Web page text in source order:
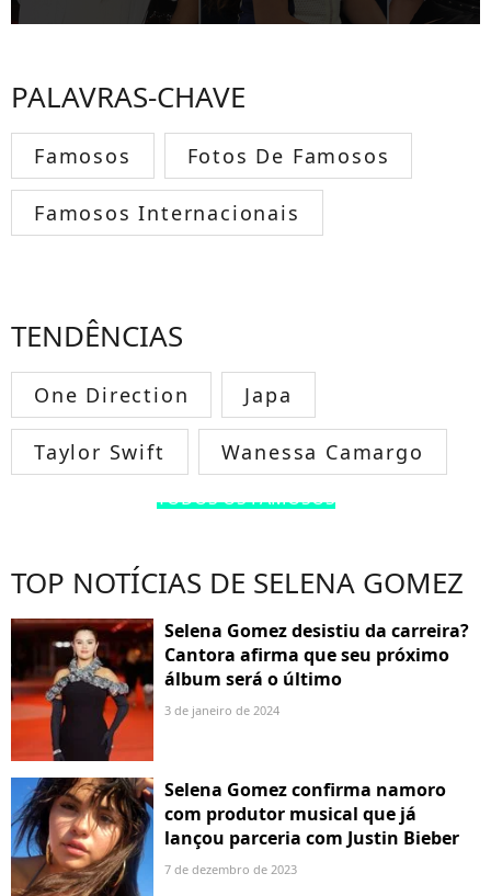
PALAVRAS-CHAVE
Famosos Fotos De Famosos
Famosos Internacionais
TENDÊNCIAS
One Direction Japa
Taylor Swift Wanessa Camargo
TODOS OS FAMOSOS
TOP NOTÍCIAS DE SELENA GOMEZ
Selena Gomez desistiu da carreira?
Cantora afirma que seu próximo
álbum será o último
3 de janeiro de 2024
Selena Gomez confirma namoro
com produtor musical que já
lançou parceria com Justin Bieber
7 de dezembro de 2023